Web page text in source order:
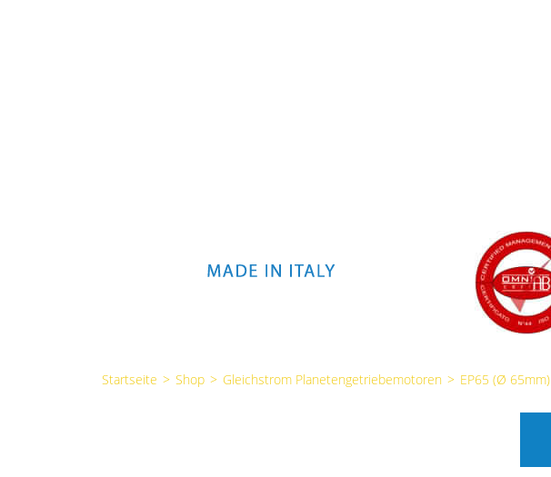
Startseite > Shop > Gleichstrom Planetengetriebemotoren > EP65 (Ø 65mm)